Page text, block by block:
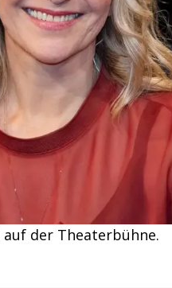
der Theaterbühne.